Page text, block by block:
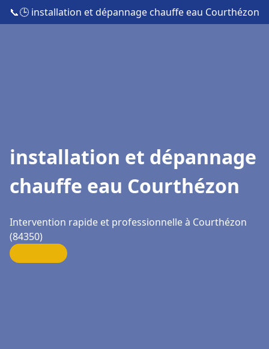
📞🕒 installation et dépannage chauffe eau Courthézon
installation et dépannage
chauffe eau Courthézon
Intervention rapide et professionnelle à Courthézon
(84350)